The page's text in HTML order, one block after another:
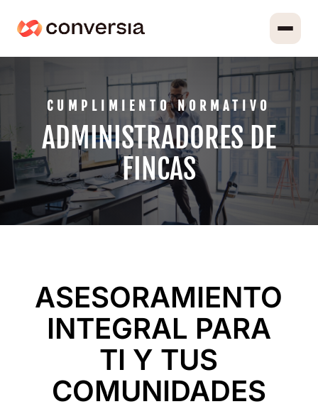
CUMPLIMIENTO NORMATIVO
ADMINISTRADORES DE
FINCAS
ASESORAMIENTO
INTEGRAL PARA
TI Y TUS
COMUNIDADES